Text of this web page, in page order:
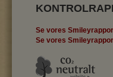
Se vores
Se vores